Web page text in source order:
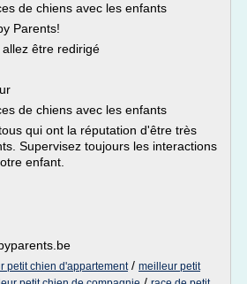
de chiens avec les enfants
Parents!
être redirigé
de chiens avec les enfants
qui ont la réputation d'être très
Supervisez toujours les interactions
enfant.
petit chien d'appartement/ meilleur petit